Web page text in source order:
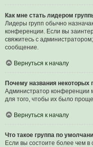
Как мне стать лидером
Лидеры групп обычно
конференции. Если вы
свяжитесь с
сообщение.
Вернуться к началу
Почему названия некоторых
Администратор конференции
для того, чтобы их было проще
Вернуться к началу
Что такое группа по
Если вы состоите более чем